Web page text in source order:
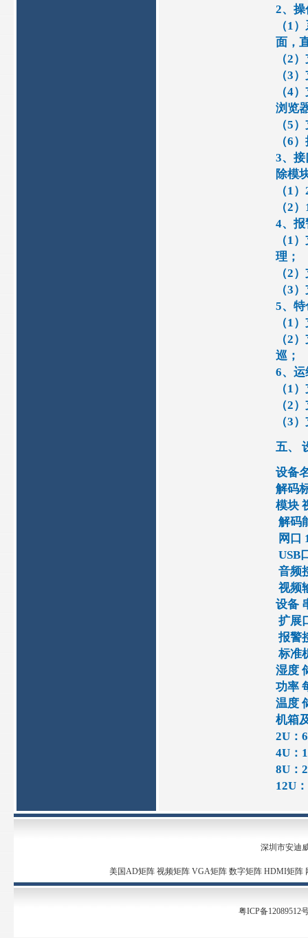
2、
（1
面，
（2
（3
（4
浏览
（5
（6
3、接
除模
（1
（2
4、报
（1
理；
（2
（3
5、
（1
（2
巡；
6、运
（1
（2
（3
五、
设备
解码
模块
解码
网口
USB
音频
视频
设备
扩展
报警
标准
湿度
功率
温度
机箱
2U：
4U：
8U：
12U
深圳市安迪
美国AD矩阵 视频矩阵 VGA矩阵 数字矩阵 HDMI矩阵
粤ICP备12089512